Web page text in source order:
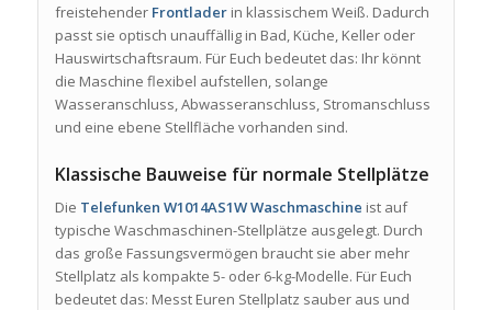
freistehender Frontladerin klassischem Weiß. Dadurch
passt sie optisch unauffällig in Bad, Küche, Keller oder
Hauswirtschaftsraum. Für Euch bedeutet das: Ihr könnt
die Maschine flexibel aufstellen, solange
Wasseranschluss, Abwasseranschluss, Stromanschluss
und eine ebene Stellfläche vorhanden sind.
Klassische Bauweise für normale Stellplätze
Die Telefunken W1014AS1W Waschmaschine ist auf
typische Waschmaschinen-Stellplätze ausgelegt. Durch
das große Fassungsvermögen braucht sie aber mehr
Stellplatz als kompakte 5- oder 6-kg-Modelle. Für Euch
bedeutet das: Messt Euren Stellplatz sauber aus und